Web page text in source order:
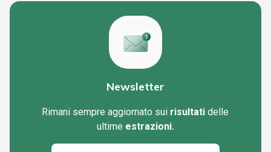
Newsletter
Rimani sempre aggiornato sui risultati delle
ultime estrazioni.